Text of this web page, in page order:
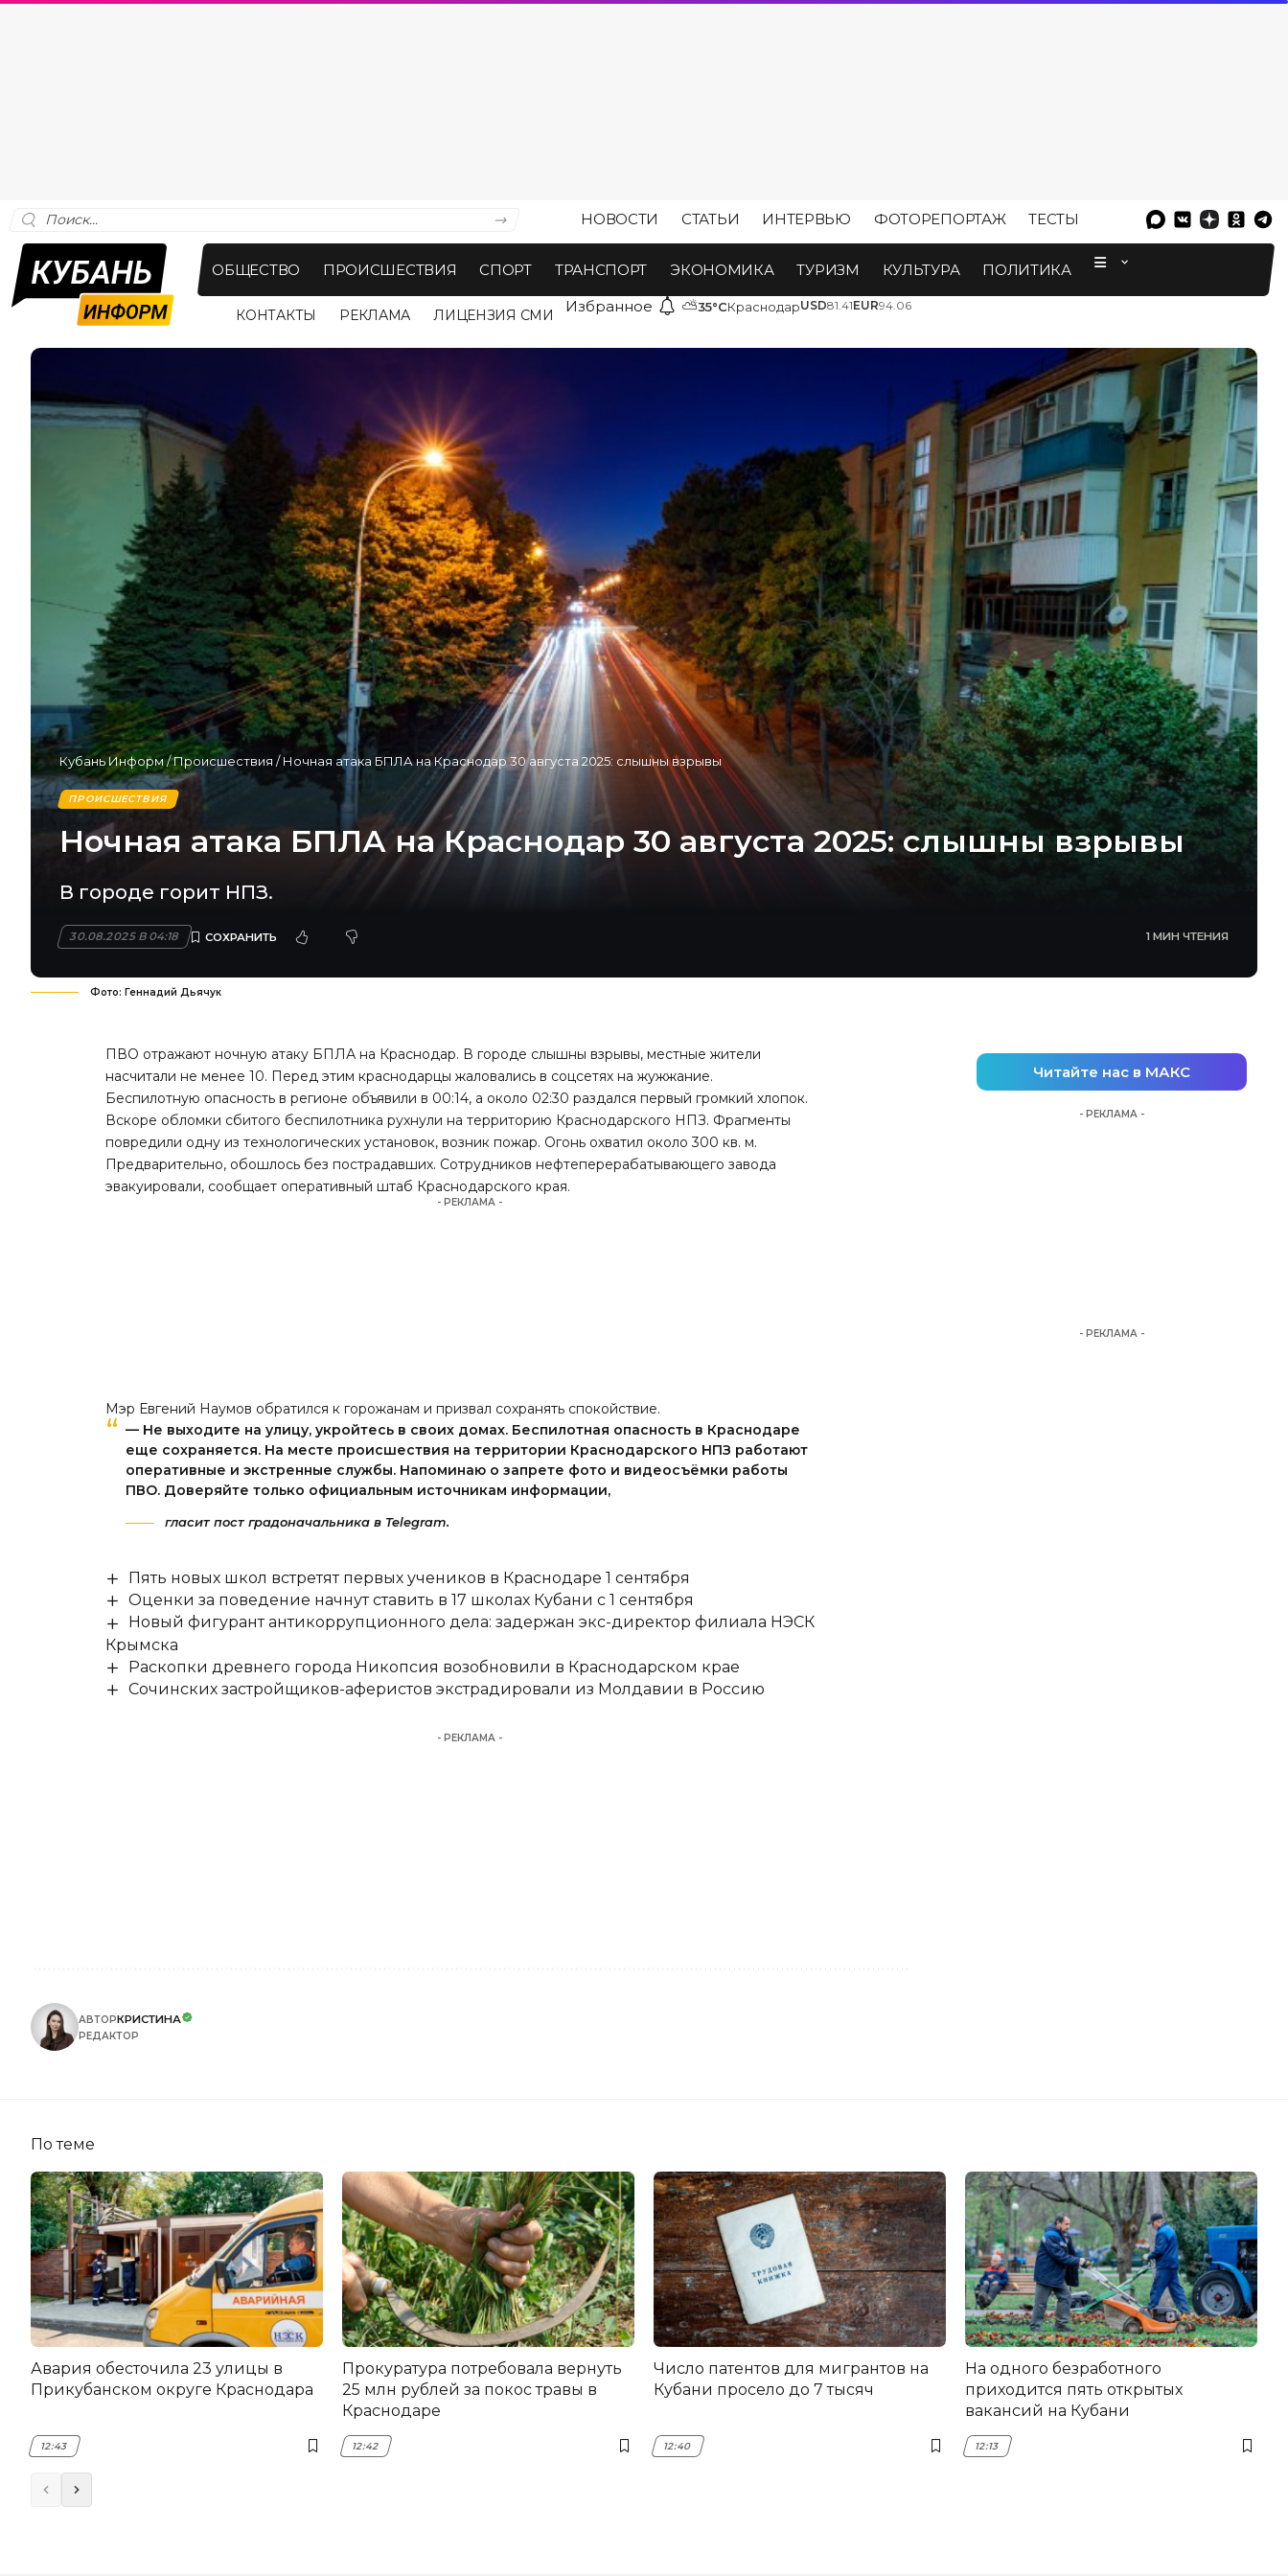
НОВОСТИ СТАТЬИ ИНТЕРВЬЮ ФОТОРЕПОРТАЖ ТЕСТЫ
ОБЩЕСТВО ПРОИСШЕСТВИЯ СПОРТ ТРАНСПОРТ ЭКОНОМИКА ТУРИЗМ КУЛЬТУРА ПОЛИТИКА
КОНТАКТЫ РЕКЛАМА ЛИЦЕНЗИЯ СМИ Избранное ⛅35°CКраснодарUSD81.41EUR94.06
Кубань Информ/Происшествия /Ночная атака БПЛА на Краснодар 30 августа 2025: слышны взрывы
ПРОИСШЕСТВИЯ
Ночная атака БПЛА на Краснодар 30 августа 2025: слышны взрывы
В городе горит НПЗ.
30.08.2025 В 04:18 1 МИН ЧТЕНИЯ
Фото: Геннадий Дьячук
ПВО отражают ночную атаку БПЛА на Краснодар. В городе слышны взрывы, местные жители
насчитали не менее 10. Перед этим краснодарцы жаловались в соцсетях на жужжание.
Беспилотную опасность в регионе объявили в 00:14, а около 02:30 раздался первый громкий хлопок.
Вскоре обломки сбитого беспилотника рухнули на территорию Краснодарского НПЗ. Фрагменты
повредили одну из технологических установок, возник пожар. Огонь охватил около 300 кв. м.
Предварительно, обошлось без пострадавших. Сотрудников нефтеперерабатывающего завода
эвакуировали, сообщает оперативный штаб Краснодарского края.
- РЕКЛАМА -
Мэр Евгений Наумов обратился к горожанам и призвал сохранять спокойствие.
— Не выходите на улицу, укройтесь в своих домах. Беспилотная опасность в Краснодаре
еще сохраняется. На месте происшествия на территории Краснодарского НПЗ работают
оперативные и экстренные службы. Напоминаю о запрете фото и видеосъёмки работы
ПВО. Доверяйте только официальным источникам информации,
гласит пост градоначальника в Telegram.
Пять новых школ встретят первых учеников в Краснодаре 1 сентября
Оценки за поведение начнут ставить в 17 школах Кубани с 1 сентября
Новый фигурант антикоррупционного дела: задержан экс-директор филиала НЭСК
Крымска
Раскопки древнего города Никопсия возобновили в Краснодарском крае
Сочинских застройщиков-аферистов экстрадировали из Молдавии в Россию
- РЕКЛАМА -
АВТОРКРИСТИНА
РЕДАКТОР
Читайте нас в МАКС
- РЕКЛАМА -
- РЕКЛАМА -
По теме
Авария обесточила 23 улицы в
Прикубанском округе Краснодара
12:43
Прокуратура потребовала вернуть
25 млн рублей за покос травы в
Краснодаре
12:42
Число патентов для мигрантов на
Кубани просело до 7 тысяч
12:40
На одного безработного
приходится пять открытых
вакансий на Кубани
12:13